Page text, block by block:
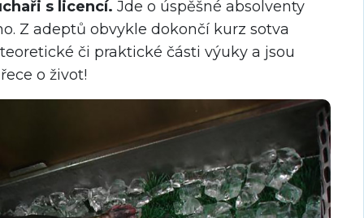
s licencí. Jde o úspěšné absolventy
Z adeptů obvykle dokončí kurz sotva
či praktické části výuky a jsou
o život!